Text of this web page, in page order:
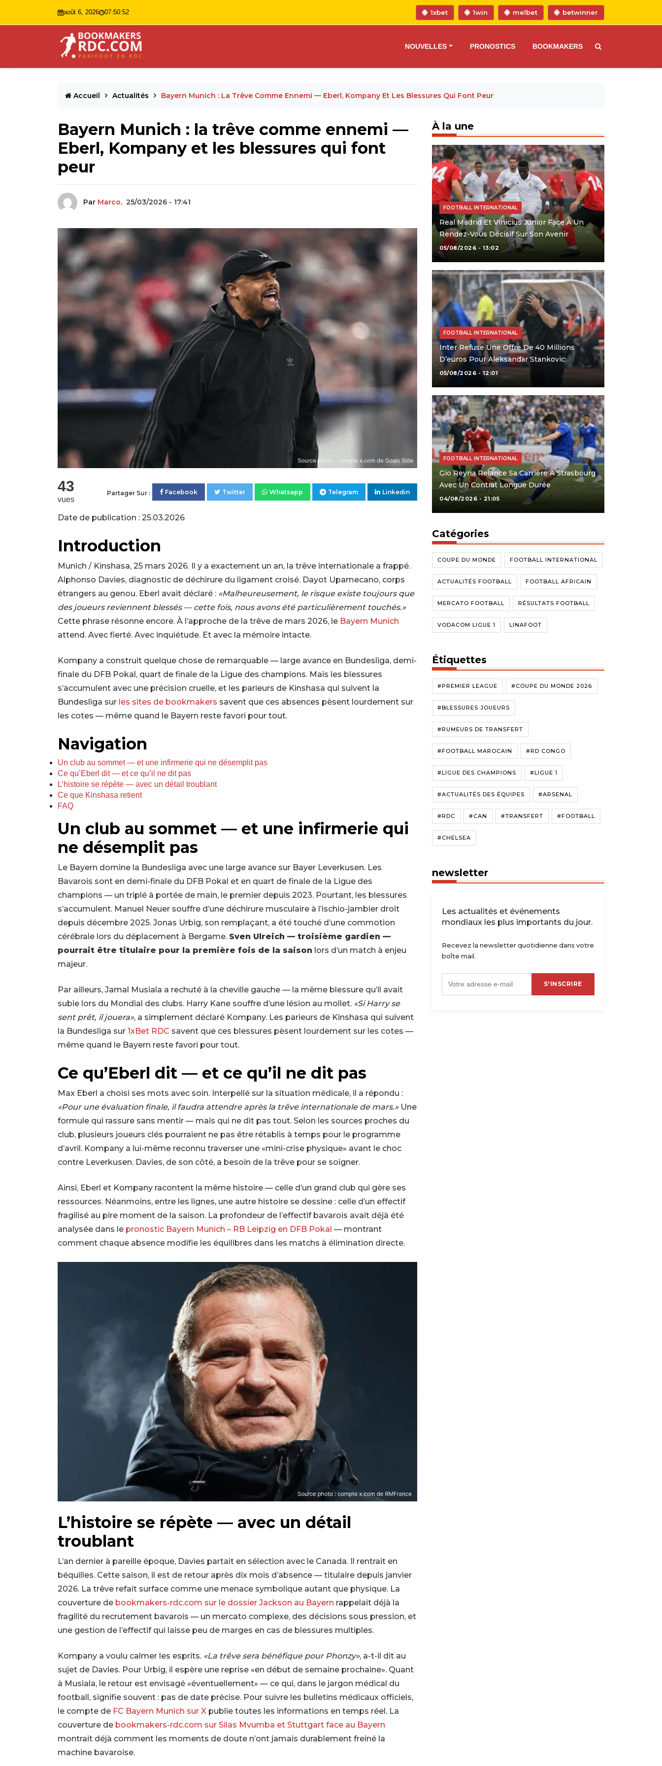
août 6, 2026 07:50:53 1xbet 1win melbet betwinner
NOUVELLES PRONOSTICS BOOKMAKERS
Accueil Actualités Bayern Munich : La Trêve Comme Ennemi — Eberl, Kompany Et Les Blessures Qui Font Peur
Bayern Munich : la trêve comme ennemi —
Eberl, Kompany et les blessures qui font
peur
Par Marco, 25/03/2026 - 17:41
43
vues
Partager Sur : Facebook Twitter Whatsapp Telegram Linkedin
Date de publication : 25.03.2026
Introduction
Munich / Kinshasa, 25 mars 2026. Il y a exactement un an, la trêve internationale a frappé.
Alphonso Davies, diagnostic de déchirure du ligament croisé. Dayot Upamecano, corps
étrangers au genou. Eberl avait déclaré : «Malheureusement, le risque existe toujours que
des joueurs reviennent blessés — cette fois, nous avons été particulièrement touchés.»
Cette phrase résonne encore. À l’approche de la trêve de mars 2026, le Bayern Munich
attend. Avec fierté. Avec inquiétude. Et avec la mémoire intacte.
Kompany a construit quelque chose de remarquable — large avance en Bundesliga, demi-
finale du DFB Pokal, quart de finale de la Ligue des champions. Mais les blessures
s’accumulent avec une précision cruelle, et les parieurs de Kinshasa qui suivent la
Bundesliga sur les sites de bookmakers savent que ces absences pèsent lourdement sur
les cotes — même quand le Bayern reste favori pour tout.
Navigation
Un club au sommet — et une infirmerie qui ne désemplit pas
Ce qu’Eberl dit — et ce qu’il ne dit pas
L’histoire se répète — avec un détail troublant
Ce que Kinshasa retient
FAQ
Un club au sommet — et une infirmerie qui
ne désemplit pas
Le Bayern domine la Bundesliga avec une large avance sur Bayer Leverkusen. Les
Bavarois sont en demi-finale du DFB Pokal et en quart de finale de la Ligue des
champions — un triplé à portée de main, le premier depuis 2023. Pourtant, les blessures
s’accumulent. Manuel Neuer souffre d’une déchirure musculaire à l’ischio-jambier droit
depuis décembre 2025. Jonas Urbig, son remplaçant, a été touché d’une commotion
cérébrale lors du déplacement à Bergame. Sven Ulreich — troisième gardien —
pourrait être titulaire pour la première fois de la saison lors d’un match à enjeu
majeur.
Par ailleurs, Jamal Musiala a rechuté à la cheville gauche — la même blessure qu’il avait
subie lors du Mondial des clubs. Harry Kane souffre d’une lésion au mollet. «Si Harry se
sent prêt, il jouera», a simplement déclaré Kompany. Les parieurs de Kinshasa qui suivent
la Bundesliga sur 1xBet RDC savent que ces blessures pèsent lourdement sur les cotes —
même quand le Bayern reste favori pour tout.
Ce qu’Eberl dit — et ce qu’il ne dit pas
Max Eberl a choisi ses mots avec soin. Interpellé sur la situation médicale, il a répondu :
«Pour une évaluation finale, il faudra attendre après la trêve internationale de mars.»Une
formule qui rassure sans mentir — mais qui ne dit pas tout. Selon les sources proches du
club, plusieurs joueurs clés pourraient ne pas être rétablis à temps pour le programme
d’avril. Kompany a lui-même reconnu traverser une «mini-crise physique» avant le choc
contre Leverkusen. Davies, de son côté, a besoin de la trêve pour se soigner.
Ainsi, Eberl et Kompany racontent la même histoire — celle d’un grand club qui gère ses
ressources. Néanmoins, entre les lignes, une autre histoire se dessine : celle d’un effectif
fragilisé au pire moment de la saison. La profondeur de l’effectif bavarois avait déjà été
analysée dans le pronostic Bayern Munich – RB Leipzig en DFB Pokal — montrant
comment chaque absence modifie les équilibres dans les matchs à élimination directe.
L’histoire se répète — avec un détail
troublant
L’an dernier à pareille époque, Davies partait en sélection avec le Canada. Il rentrait en
béquilles. Cette saison, il est de retour après dix mois d’absence — titulaire depuis janvier
2026. La trêve refait surface comme une menace symbolique autant que physique. La
couverture de bookmakers-rdc.com sur le dossier Jackson au Bayern rappelait déjà la
fragilité du recrutement bavarois — un mercato complexe, des décisions sous pression, et
une gestion de l’effectif qui laisse peu de marges en cas de blessures multiples.
Kompany a voulu calmer les esprits. «La trêve sera bénéfique pour Phonzy», a-t-il dit au
sujet de Davies. Pour Urbig, il espère une reprise «en début de semaine prochaine». Quant
à Musiala, le retour est envisagé «éventuellement» — ce qui, dans le jargon médical du
football, signifie souvent : pas de date précise. Pour suivre les bulletins médicaux officiels,
le compte de FC Bayern Munich sur X publie toutes les informations en temps réel. La
couverture de bookmakers-rdc.com sur Silas Mvumba et Stuttgart face au Bayern
montrait déjà comment les moments de doute n’ont jamais durablement freiné la
machine bavaroise.
À la une
FOOTBALL INTERNATIONAL
Real Madrid Et Vinicius Junior Face À Un
Rendez-Vous Décisif Sur Son Avenir
05/08/2026 - 13:02
FOOTBALL INTERNATIONAL
Inter Refuse Une Offre De 40 Millions
D’euros Pour Aleksandar Stankovic
05/08/2026 - 12:01
FOOTBALL INTERNATIONAL
Gio Reyna Relance Sa Carrière À Strasbourg
Avec Un Contrat Longue Durée
04/08/2026 - 21:05
Catégories
COUPE DU MONDE FOOTBALL INTERNATIONAL
ACTUALITÉS FOOTBALL FOOTBALL AFRICAIN
MERCATO FOOTBALL RÉSULTATS FOOTBALL
VODACOM LIGUE 1 LINAFOOT
Étiquettes
#PREMIER LEAGUE #COUPE DU MONDE 2026
#BLESSURES JOUEURS
#RUMEURS DE TRANSFERT
#FOOTBALL MAROCAIN #RD CONGO
#LIGUE DES CHAMPIONS #LIGUE 1
#ACTUALITÉS DES ÉQUIPES #ARSENAL
#RDC #CAN #TRANSFERT #FOOTBALL
#CHELSEA
newsletter
Les actualités et événements
mondiaux les plus importants du jour.
Recevez la newsletter quotidienne dans votre
boîte mail.
S'INSCRIRE